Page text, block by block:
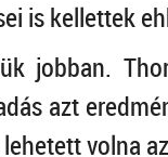
is kellettek
jobban.
azt
volna